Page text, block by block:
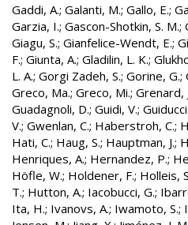
Gaddi, A.; Galanti, M.; Gallo, E.;
Garzia, I.; Gascon-Shotkin, S. M.;
Giagu, S.; Gianfelice-Wendt, E.;
F.; Giunta, A.; Gladilin, L. K.;
L. A.; Gorgi Zadeh, S.; Gorine, G.;
Greco, Ma.; Greco, Mi.; Grenard,
Guadagnoli, D.; Guidi, V.;
V.; Gwenlan, C.; Haberstroh, C.;
Hati, C.; Haug, S.; Hauptman, J.;
Henriques, A.; Hernandez, P.;
Höfle, W.; Holdener, F.; Holleis,
T.; Hutton, A.; Iacobucci, G.;
Ita, H.; Ivanovs, A.; Iwamoto, S.;